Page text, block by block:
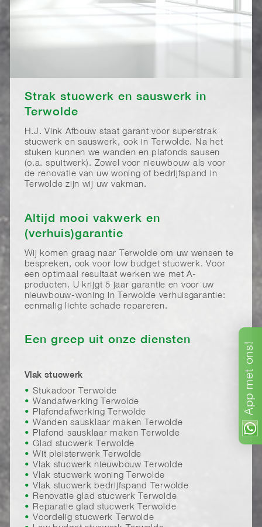
App
met
ons!
Strak stucwerk en sauswerk in
Terwolde
H.J. Vink Afbouw staat garant voor superstrak
stucwerk en sauswerk, ook in Terwolde. Na het
stuken kunnen we wanden en plafonds sausen
(o.a. spuitwerk). Zowel voor nieuwbouw als voor
de renovatie van uw woning of bedrijfspand in
Terwolde zijn wij uw vakman.
Altijd mooi vakwerk en
(verhuis)garantie
Wij komen graag naar Terwolde om uw wensen te
bespreken, ook voor low budget stucwerk. Voor
een optimaal resultaat werken we met A-
producten. U krijgt 5 jaar garantie en voor uw
nieuwbouw-woning in Terwolde verhuisgarantie:
eenmalig lichte schade repareren.
Een greep uit onze diensten
Vlak stucwerk
Stukadoor Terwolde
Wandafwerking Terwolde
Plafondafwerking Terwolde
Wanden sausklaar maken Terwolde
Plafond sausklaar maken Terwolde
Glad stucwerk Terwolde
Wit pleisterwerk Terwolde
Vlak stucwerk nieuwbouw Terwolde
Vlak stucwerk woning Terwolde
Vlak stucwerk bedrijfspand Terwolde
Renovatie glad stucwerk Terwolde
Reparatie glad stucwerk Terwolde
Voordelig stucwerk Terwolde